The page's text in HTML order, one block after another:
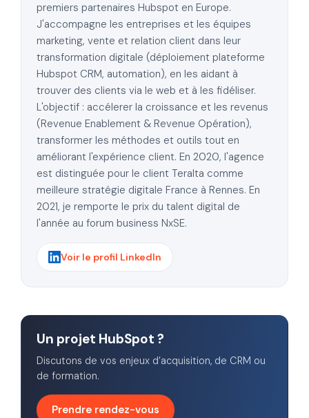
premiers partenaires Hubspot en Europe.
J'accompagne les entreprises et les équipes
marketing, vente et relation client dans leur
transformation digitale (déploiement plateforme
Hubspot CRM, automation), en les aidant à
trouver des clients via le web et à les fidéliser.
L'objectif : accélerer la croissance et les revenus
(Revenue Enablement & Revenue Opération),
transformer les méthodes et outils tout en
améliorant l'expérience client. En 2020, l'agence
est distinguée pour le client Teralta comme
meilleure stratégie digitale France à Rennes. En
2021, je remporte le prix du talent digital de
l'année au forum business NxSE.
Voir le profil LinkedIn
Un projet HubSpot ?
Discutons de vos enjeux d’acquisition, de CRM ou
de formation.
Prendre rendez-vous